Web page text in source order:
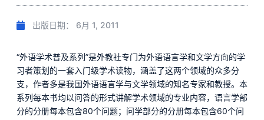
出版日期： 6月 1, 2011
“外语学术普及系列”是外教社专门为外语语言学和文学方向的学
习者策划的一套入门级学术读物，涵盖了这两个领域的众多分
支，作者多是我国外语语言学与文学领域的知名专家和教授。本
系列每本书均以问答的形式讲解学术领域的专业内容，语言学部
分的分册每本包含80个问题；问学部分的分册每本包含60个问